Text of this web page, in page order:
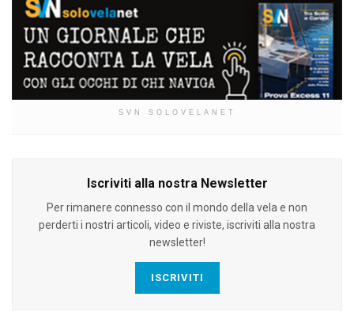
SVN SOLOVELANET
Iscriviti alla nostra Newsletter
Per rimanere connesso con il mondo della vela e non
perderti i nostri articoli, video e riviste, iscriviti alla nostra
newsletter!
ISCRIVITI